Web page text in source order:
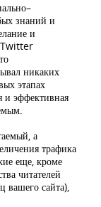
знаний и
и
Twitter
никаких
этапах
и эффективная
а
трафика
еще, кроме
читателей
вашего сайта),